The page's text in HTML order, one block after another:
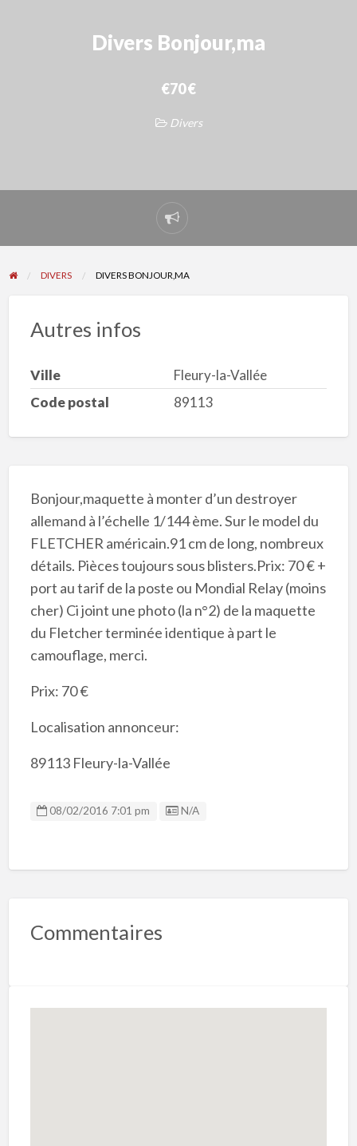
Divers Bonjour,ma
€70 €
Divers
Signaler
un
problème
DIVERS DIVERS BONJOUR,MA
Autres infos
Ville
Fleury-la-Vallée
Code postal
89113
Bonjour,maquette à monter d’un destroyer
allemand à l’échelle 1/144 ème. Sur le model du
FLETCHER américain.91 cm de long, nombreux
détails. Pièces toujours sous blisters.Prix: 70 € +
port au tarif de la poste ou Mondial Relay (moins
cher) Ci joint une photo (la n°2) de la maquette
du Fletcher terminée identique à part le
camouflage, merci.
Prix: 70 €
Localisation annonceur:
89113 Fleury-la-Vallée
08/02/2016 7:01 pm Listing ID
N/A
Commentaires